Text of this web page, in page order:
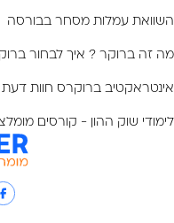
השוואת עמלות מסחר בבורסה
מה זה ברוקר ? איך לבחור
אינטראקטיב ברוקרס חוות דעת
לימודי שוק ההון - קורסים